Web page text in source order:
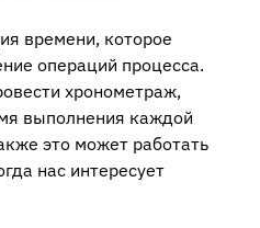
времени, которое
операций процесса.
хронометраж,
выполнения каждой
это может работать
нас интересует